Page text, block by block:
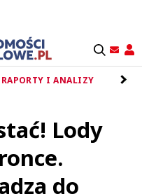
RAPORTY I ANALIZY
Lody
do